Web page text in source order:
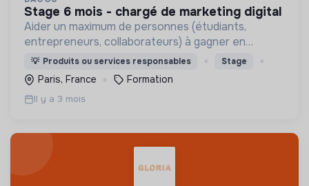
stage 6 mois - chargé de marketing digital
Aider un maximum de personnes (étudiants,
entrepreneurs, collaborateurs) à gagner en
confiance à l'oral.
💡 Produits ou services responsables Stage
Paris, France Formation
Il y a 3 mois